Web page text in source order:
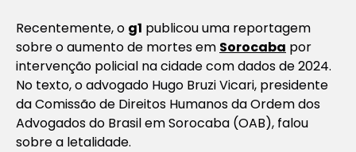
Recentemente, o g1 publicou uma reportagem
sobre o aumento de mortes em Sorocaba por
intervenção policial na cidade com dados de 2024.
No texto, o advogado Hugo Bruzi Vicari, presidente
da Comissão de Direitos Humanos da Ordem dos
Advogados do Brasil em Sorocaba (OAB), falou
sobre a letalidade.